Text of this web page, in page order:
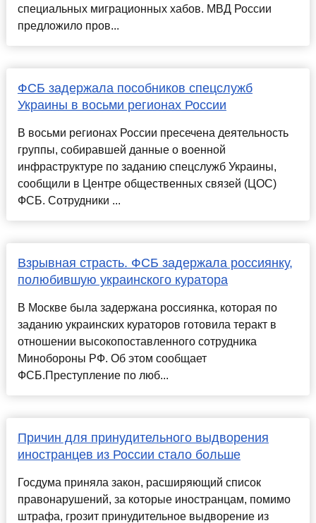
специальных миграционных хабов. МВД России
предложило пров...
ФСБ задержала пособников спецслужб
Украины в восьми регионах России
В восьми регионах России пресечена деятельность
группы, собиравшей данные о военной
инфраструктуре по заданию спецслужб Украины,
сообщили в Центре общественных связей (ЦОС)
ФСБ. Сотрудники ...
Взрывная страсть. ФСБ задержала россиянку,
полюбившую украинского куратора
В Москве была задержана россиянка, которая по
заданию украинских кураторов готовила теракт в
отношении высокопоставленного сотрудника
Минобороны РФ. Об этом сообщает
ФСБ.Преступление по люб...
Причин для принудительного выдворения
иностранцев из России стало больше
Госдума приняла закон, расширяющий список
правонарушений, за которые иностранцам, помимо
штрафа, грозит принудительное выдворение из